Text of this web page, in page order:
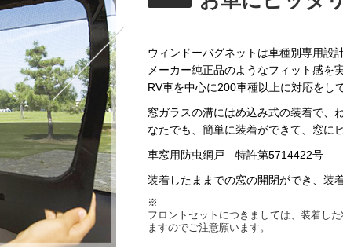
ウィンドーバグネットは車種別専用設計
メーカー純正品のようなフィット感を
RV車を中心に200車種以上に対応をし
窓ガラスの溝にはめ込み式の装着で、
なたでも、簡単に装着ができて、窓に
車窓用防虫網戸 特許第5714422号
装着したままでの窓の開閉ができ、装
※
フロントセットにつきましては、装着し
ますのでご注意願います。